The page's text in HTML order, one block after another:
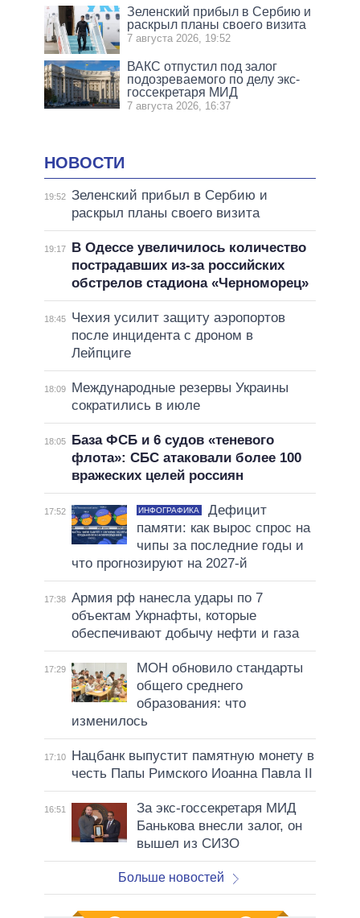
Зеленский прибыл в Сербию и
раскрыл планы своего визита
7 августа 2026, 19:52
ВАКС отпустил под залог
подозреваемого по делу экс-
госсекретаря МИД
7 августа 2026, 16:37
НОВОСТИ
19:52 Зеленский прибыл в Сербию и
раскрыл планы своего визита
19:17
В Одессе увеличилось количество
пострадавших из-за российских
обстрелов стадиона «Черноморец»
18:45
Чехия усилит защиту аэропортов
после инцидента с дроном в
Лейпциге
18:09
Международные резервы Украины
сократились в июле
18:05
База ФСБ и 6 судов «теневого
флота»: СБС атаковали более 100
вражеских целей россиян
17:52 ИНФОГРАФИКА
Дефицит
памяти: как вырос спрос на
чипы за последние годы и
что прогнозируют на 2027-й
17:38 Армия рф нанесла удары по 7
объектам Укрнафты, которые
обеспечивают добычу нефти и газа
17:29
МОН обновило стандарты
общего среднего
образования: что
изменилось
17:10
Нацбанк выпустит памятную монету в
честь Папы Римского Иоанна Павла II
16:51
За экс-госсекретаря МИД
Банькова внесли залог, он
вышел из СИЗО
Больше новостей